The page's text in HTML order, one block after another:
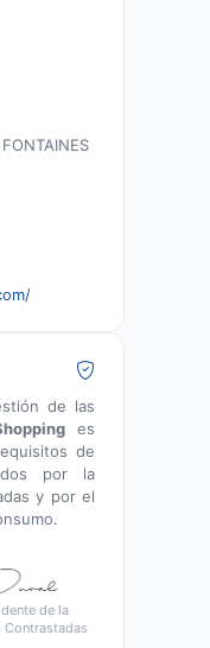
de las
es
de
por la
y por el
de la
Contrastadas